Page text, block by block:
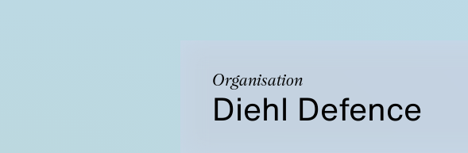
Organisation
Diehl Defence